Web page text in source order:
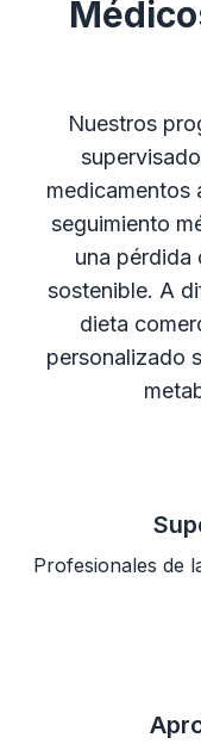
Nuestros
medicamentos
seguimiento
una pérdida
sostenible. A
dieta
personalizado
Profesionales de